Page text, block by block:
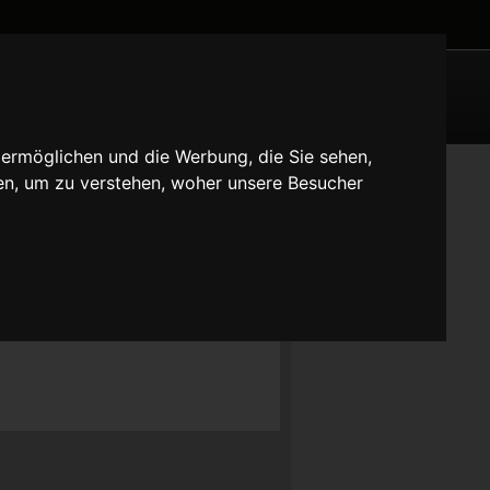
und die Werbung, die Sie sehen,
um zu verstehen, woher unsere Besucher